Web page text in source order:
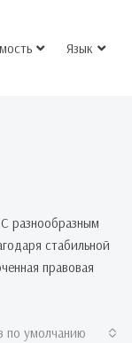
Язык
разнообразным
стабильной
правовая
по умолчанию